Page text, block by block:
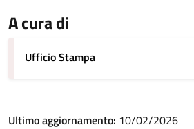
A cura di
Ufficio Stampa
Ultimo aggiornamento: 10/02/2026